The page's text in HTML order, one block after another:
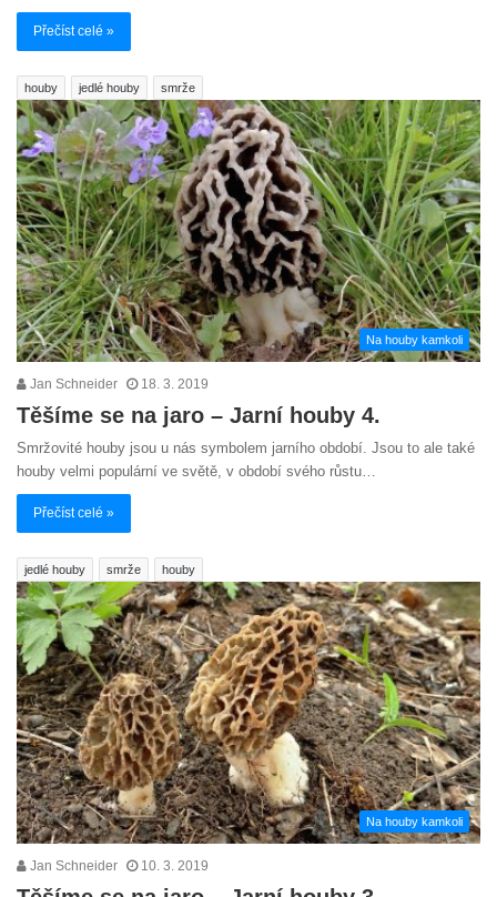
Přečíst celé »
houby jedlé houby smrže
Na houby kamkoli
Jan Schneider 18. 3. 2019
Těšíme se na jaro – Jarní houby 4.
Smržovité houby jsou u nás symbolem jarního období. Jsou to ale také
houby velmi populární ve světě, v období svého růstu…
Přečíst celé »
jedlé houby smrže houby
Na houby kamkoli
Jan Schneider 10. 3. 2019